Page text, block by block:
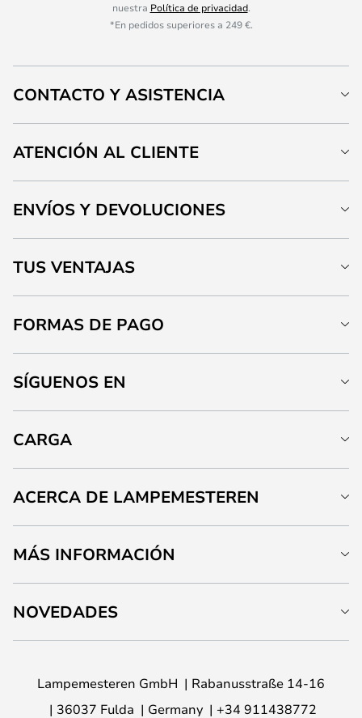
nuestra Política de privacidad.
*En pedidos superiores a 249 €.
CONTACTO Y ASISTENCIA
ATENCIÓN AL CLIENTE
ENVÍOS Y DEVOLUCIONES
TUS VENTAJAS
FORMAS DE PAGO
SÍGUENOS EN
CARGA
ACERCA DE LAMPEMESTEREN
MÁS INFORMACIÓN
NOVEDADES
Lampemesteren GmbH
Rabanusstraße 14-16
36037 Fulda
Germany +34 911438772